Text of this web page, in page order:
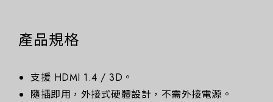
產品規格
支援 HDMI 1.4 / 3D。
隨插即用，外接式硬體設計，不需外接電源。